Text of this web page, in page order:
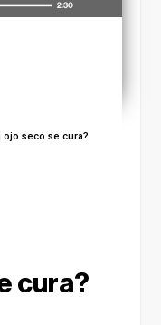
ojo seco se cura?
cura?